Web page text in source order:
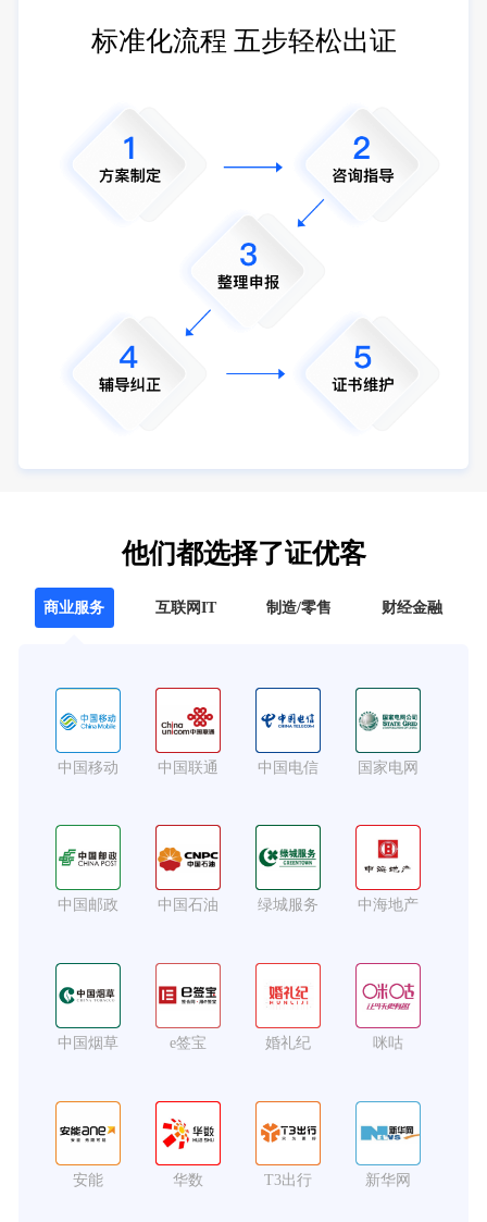
标准化流程 五步轻松出证
他们都选择了证优客
商业服务 互联网IT 制造/零售 财经金融
中国移动 中国联通 中国电信 国家电网
中国邮政 中国石油 绿城服务 中海地产
中国烟草 e签宝 婚礼纪 咪咕
安能 华数 T3出行 新华网